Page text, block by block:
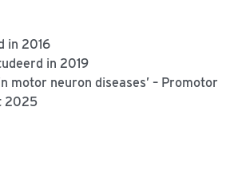
in 2016
in 2019
motor neuron diseases’ – Promotor
2025